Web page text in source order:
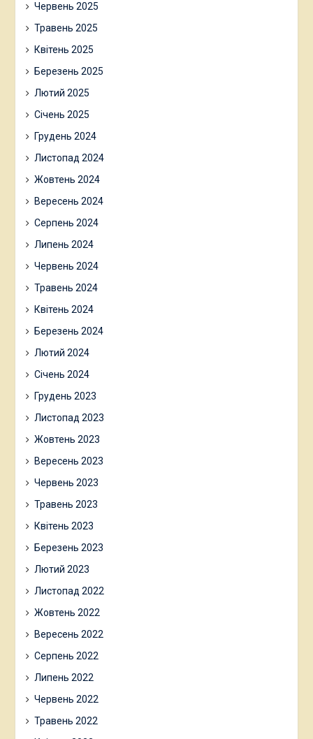
Червень 2025
Травень 2025
Квітень 2025
Березень 2025
Лютий 2025
Січень 2025
Грудень 2024
Листопад 2024
Жовтень 2024
Вересень 2024
Серпень 2024
Липень 2024
Червень 2024
Травень 2024
Квітень 2024
Березень 2024
Лютий 2024
Січень 2024
Грудень 2023
Листопад 2023
Жовтень 2023
Вересень 2023
Червень 2023
Травень 2023
Квітень 2023
Березень 2023
Лютий 2023
Листопад 2022
Жовтень 2022
Вересень 2022
Серпень 2022
Липень 2022
Червень 2022
Травень 2022